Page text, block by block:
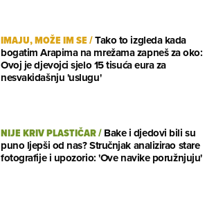
IMAJU, MOŽE IM SE/Tako to izgleda kada
bogatim Arapima na mrežama zapneš za oko:
Ovoj je djevojci sjelo 15 tisuća eura za
nesvakidašnju 'uslugu'
NIJE KRIV PLASTIČAR/Bake i djedovi bili su
puno ljepši od nas? Stručnjak analizirao stare
fotografije i upozorio: 'Ove navike poružnjuju'